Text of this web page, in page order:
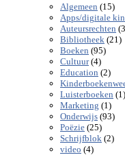
Algemeen (15)
Apps/digitale
Auteursrechten
Bibliotheek (21)
Boeken (95)
Cultuur(4)
Education (2)
Luisterboeken (1)
Marketing (1)
Onderwijs (93)
Poëzie (25)
Schrijfblok (2)
video (4)